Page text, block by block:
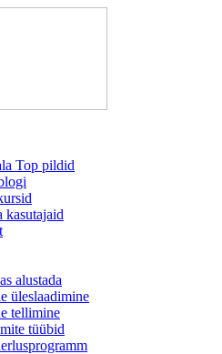
Top pildid
kasutajaid
alustada
üleslaadimine
tellimine
tüübid